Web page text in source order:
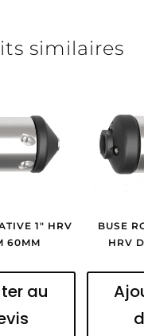
similaires
1″ HRV
60MM
au
BUSE
HRV